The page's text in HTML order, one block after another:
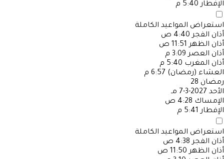
الإفطار 5:40 م
استعراض المواعيد الكاملة
أذان الفجر 4:40 ص
أذان الظهر 11:51 ص
أذان العصر 3:09 م
أذان المغرب 5:40 م
العشاء (رمضان) 6:57 م
رمضان 28
الأحد 2027-3-7 مـ
الإمساك 4:28 ص
الإفطار 5:41 م
استعراض المواعيد الكاملة
أذان الفجر 4:38 ص
أذان الظهر 11:50 ص